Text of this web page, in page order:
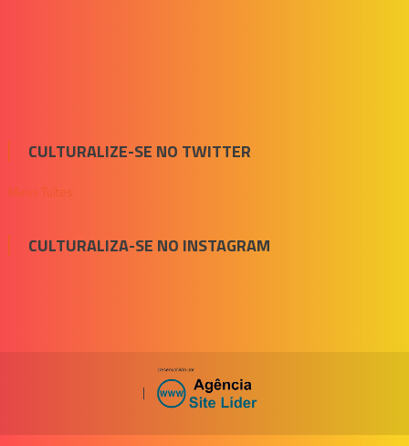
CULTURALIZE-SE NO TWITTER
Meus Tuítes
CULTURALIZA-SE NO INSTAGRAM
|